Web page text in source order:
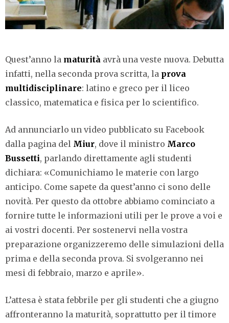
Quest’anno la maturità avrà una veste nuova. Debutta
infatti, nella seconda prova scritta, la prova
multidisciplinare: latino e greco per il liceo
classico, matematica e fisica per lo scientifico.
Ad annunciarlo un video pubblicato su Facebook
dalla pagina del Miur, dove il ministro Marco
Bussetti, parlando direttamente agli studenti
dichiara: «Comunichiamo le materie con largo
anticipo. Come sapete da quest’anno ci sono delle
novità. Per questo da ottobre abbiamo cominciato a
fornire tutte le informazioni utili per le prove a voi e
ai vostri docenti. Per sostenervi nella vostra
preparazione organizzeremo delle simulazioni della
prima e della seconda prova. Si svolgeranno nei
mesi di febbraio, marzo e aprile».
L’attesa è stata febbrile per gli studenti che a giugno
affronteranno la maturità, soprattutto per il timore